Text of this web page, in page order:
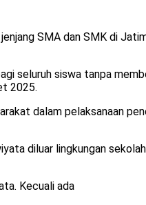
SMA dan SMK di
seluruh siswa tanpa
2025.
dalam pelaksanaan
diluar lingkungan
Kecuali ada